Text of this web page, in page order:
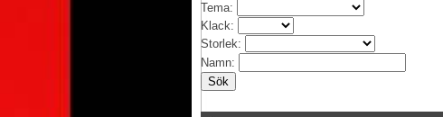
Tema:
Klack:
Storlek:
Namn: